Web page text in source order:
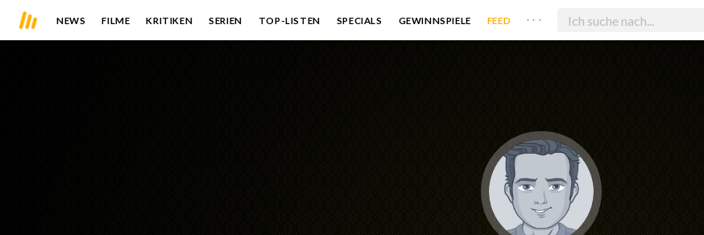
NEWS FILME KRITIKEN SERIEN TOP-LISTEN SPECIALS GEWINNSPIELE FEED . . .